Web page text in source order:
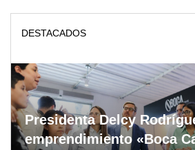
DESTACADOS
Presidenta Delcy
emprendimiento «Boca